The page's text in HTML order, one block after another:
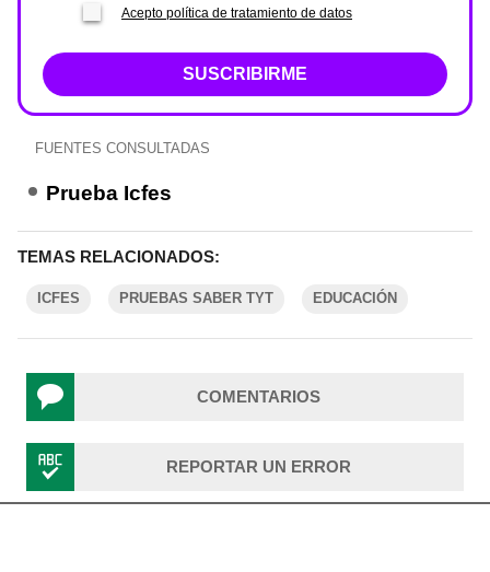
Acepto política de tratamiento de datos
SUSCRIBIRME
FUENTES CONSULTADAS
Prueba Icfes
TEMAS RELACIONADOS:
ICFES PRUEBAS SABER TYT EDUCACIÓN
COMENTARIOS
REPORTAR UN ERROR